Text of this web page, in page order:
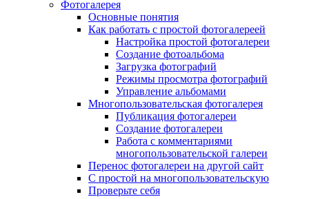
Фотогалерея
Основные понятия
Как работать с простой фотогалереей
Настройка простой фотогалереи
Создание фотоальбома
Загрузка фотографий
Режимы просмотра фотографий
Управление альбомами
Многопользовательская фотогалерея
Публикация фотогалереи
Создание фотогалереи
Работа с комментариями
многопользовательской галереи
Перенос фотогалереи на другой сайт
С простой на многопользовательскую
Проверьте себя